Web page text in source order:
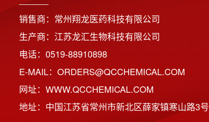
销售商：常州翔龙医药科技有限公司
生产商：江苏龙汇生物科技有限公司
电话：0519-88910898
E-MAIL：ORDERS@QCCHEMICAL.COM
网址：WWW.QCCHEMICAL.COM
地址：中国江苏省常州市新北区薛家镇寒山路3号